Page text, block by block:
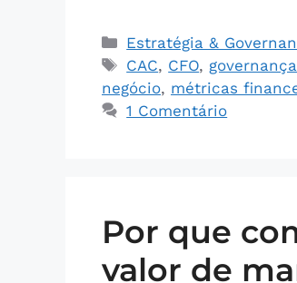
Estratégia &
CAC, CFO,
negócio, métricas
1 Comentário
Por que
valor de